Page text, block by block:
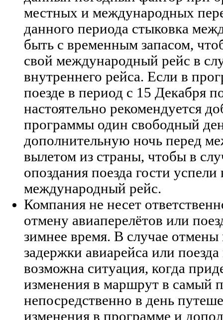
местных и международных
данного периода стыковка
быть с временным запасом,
свой международный рейс в
внутреннего рейса. Если в
поезде в период с 15 Декабря
настоятельно рекомендуется
программы один свободный
дополнительную ночь перед
вылетом из страны, чтобы в
опоздания поезда гости успели
международный рейс.
Компания не несет
отмену авиаперелётов или
зимнее время. В случае
задержки авиарейса или поезда
возможна ситуация, когда
изменения в маршрут в самый
непосредственно в день
изменения в программе и